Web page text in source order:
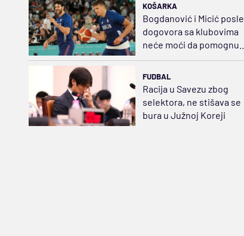
KOŠARKA
Bogdanović i Micić posle
dogovora sa klubovima
neće moći da pomognu
FUDBAL
Racija u Savezu zbog
selektora, ne stišava se
bura u Južnoj Koreji